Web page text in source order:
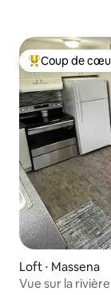
Coups de cœur
Coup de
Loft ⋅ Massena
Vue sur la rivière